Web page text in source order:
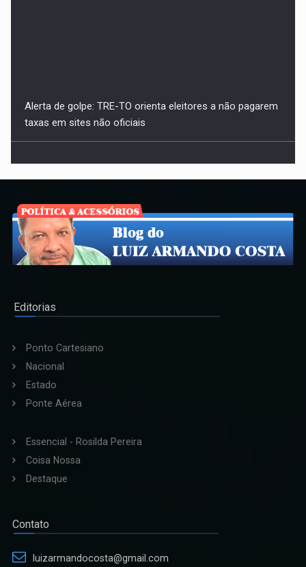
Editorias
Ponto Cartesiano
Nacional
Estado
Ponte Aérea
Essencial - Rosilda Pereira
Coisa Nossa
Destaque
Contato
luizarmandocosta@gmail.com